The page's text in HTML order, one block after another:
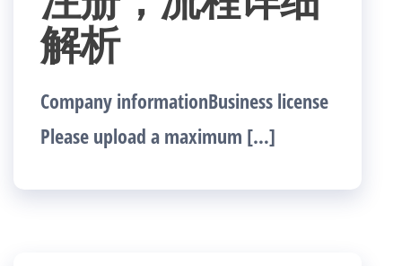
解析
Company informationBusiness license
Please upload a maximum […]